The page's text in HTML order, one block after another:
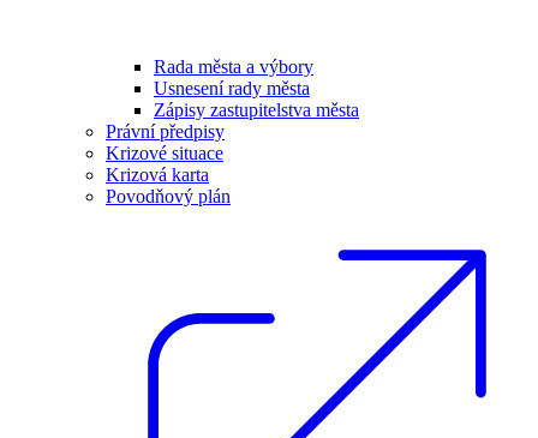
Rada města a výbory
Usnesení rady města
Zápisy zastupitelstva města
Právní předpisy
Krizové situace
Krizová karta
Povodňový plán